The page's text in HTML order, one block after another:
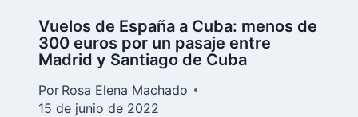
Vuelos de España a Cuba: menos de
300 euros por un pasaje entre
Madrid y Santiago de Cuba
Por Rosa Elena Machado
15 de junio de 2022